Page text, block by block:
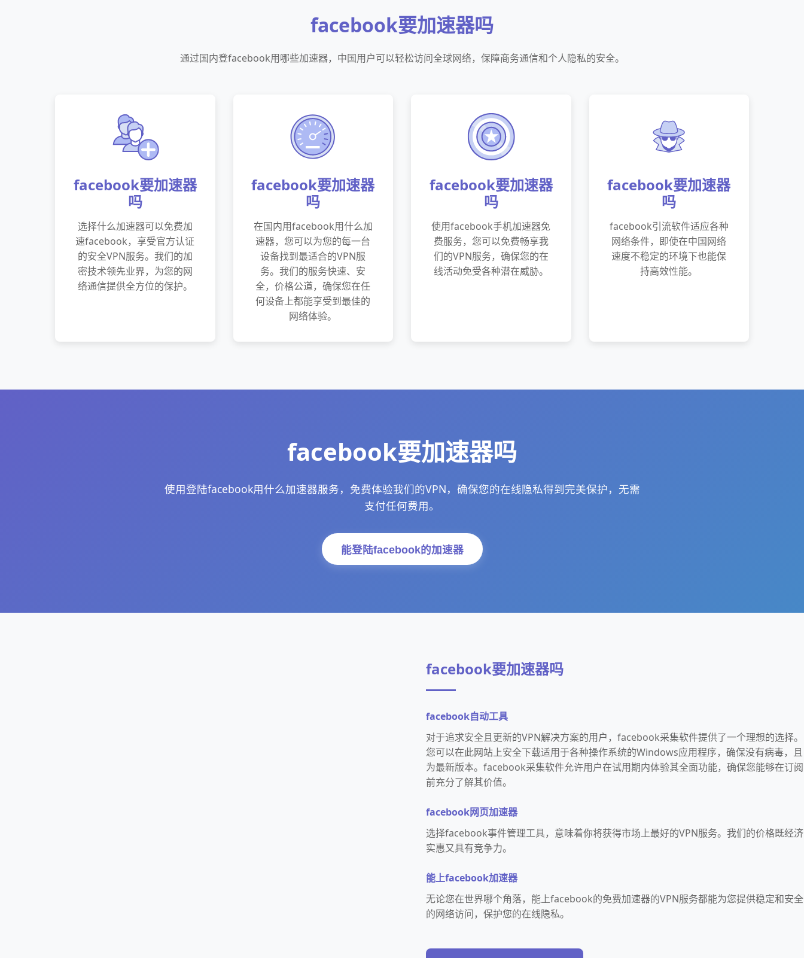
facebook要加速器吗
通过国内登facebook用哪些加速器，中国用户可以轻松访问全球网络，保障商务通信和个人隐私的安全。
facebook要加速器
吗
选择什么加速器可以免费加
速facebook，享受官方认证
的安全VPN服务。我们的加
密技术领先业界，为您的网
络通信提供全方位的保护。
facebook要加速器
吗
在国内用facebook用什么加
速器，您可以为您的每一台
设备找到最适合的VPN服
务。我们的服务快速、安
全，价格公道，确保您在任
何设备上都能享受到最佳的
网络体验。
facebook要加速器
吗
使用facebook手机加速器免
费服务，您可以免费畅享我
们的VPN服务，确保您的在
线活动免受各种潜在威胁。
facebook要加速器
吗
facebook引流软件适应各种
网络条件，即使在中国网络
速度不稳定的环境下也能保
持高效性能。
facebook要加速器吗
使用登陆facebook用什么加速器服务，免费体验我们的VPN，确保您的在线隐私得到完美保护，无需
支付任何费用。
能登陆facebook的加速器
facebook要加速器吗
facebook自动工具
对于追求安全且更新的VPN解决方案的用户，facebook采集软件提供了一个理想的选择。
您可以在此网站上安全下载适用于各种操作系统的Windows应用程序，确保没有病毒，且
为最新版本。facebook采集软件允许用户在试用期内体验其全面功能，确保您能够在订阅
前充分了解其价值。
facebook网页加速器
选择facebook事件管理工具，意味着你将获得市场上最好的VPN服务。我们的价格既经济
实惠又具有竞争力。
能上facebook加速器
无论您在世界哪个角落，能上facebook的免费加速器的VPN服务都能为您提供稳定和安全
的网络访问，保护您的在线隐私。